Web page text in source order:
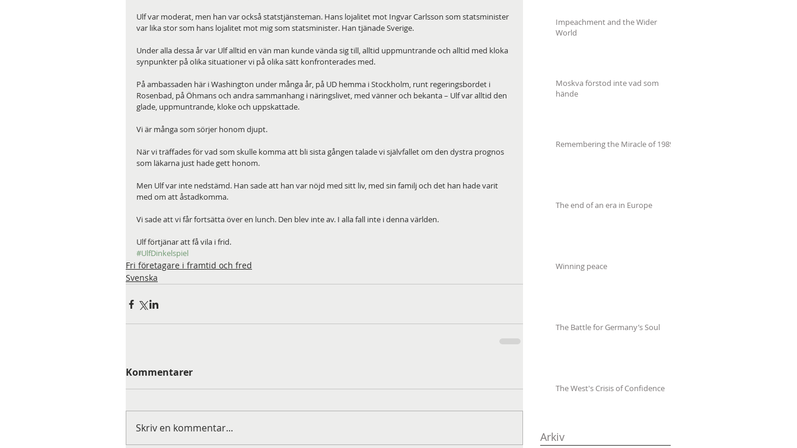
Ulf var moderat, men han var också statstjänsteman. Hans lojalitet mot Ingvar Carlsson som statsminister
var lika stor som hans lojalitet mot mig som statsminister. Han tjänade Sverige.
Under alla dessa år var Ulf alltid en vän man kunde vända sig till, alltid uppmuntrande och alltid med kloka
synpunkter på olika situationer vi på olika sätt konfronterades med.
På ambassaden här i Washington under många år, på UD hemma i Stockholm, runt regeringsbordet i
Rosenbad, på Öhmans och andra sammanhang i näringslivet, med vänner och bekanta – Ulf var alltid den
glade, uppmuntrande, kloke och uppskattade.
Vi är många som sörjer honom djupt.
När vi träffades för vad som skulle komma att bli sista gången talade vi självfallet om den dystra prognos
som läkarna just hade gett honom.
Men Ulf var inte nedstämd. Han sade att han var nöjd med sitt liv, med sin familj och det han hade varit
med om att åstadkomma.
Vi sade att vi får fortsätta över en lunch. Den blev inte av. I alla fall inte i denna världen.
Ulf förtjänar att få vila i frid.
#UlfDinkelspiel
Fri företagare i framtid och fred
Svenska
Kommentarer
Skriv en kommentar...
Impeachment and the Wider
World
Moskva förstod inte vad som
hände
Remembering the Miracle of 1989
The end of an era in Europe
Winning peace
The Battle for Germany’s Soul
The West's Crisis of Confidence
Arkiv